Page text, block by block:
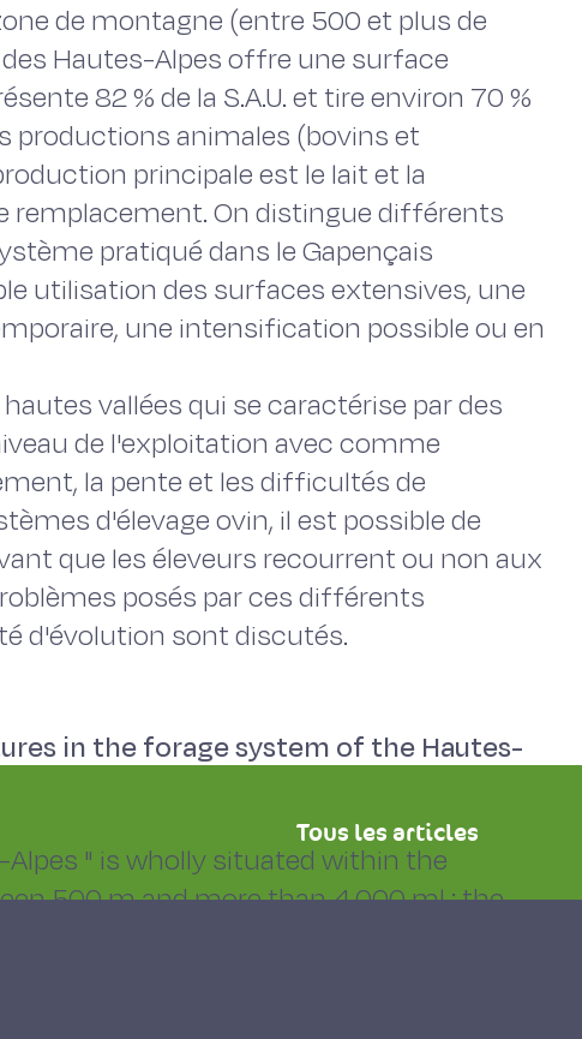
de montagne (entre 500 et plus de
Hautes-Alpes offre une surface
82 % de la S.A.U. et tire environ 70 %
productions animales (bovins et
principale est le lait et la
remplacement. On distingue différents
pratiqué dans le Gapençais
utilisation des surfaces extensives, une
une intensification possible ou en
vallées qui se caractérise par des
de l'exploitation avec comme
la pente et les difficultés de
d'élevage ovin, il est possible de
que les éleveurs recourrent ou non aux
posés par ces différents
d'évolution sont discutés.
in the forage system of the Hautes-
" is wholly situated within the
500 m and more than 4.000 ml ; the
cattle, dairying is the main
Tous les articles